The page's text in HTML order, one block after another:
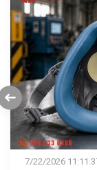
7/21/2026 4:21:40